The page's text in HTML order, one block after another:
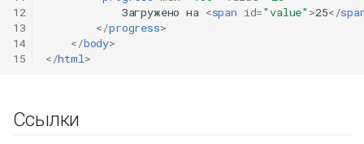
12
13
14
15
            Загружено на
<span id="value" >25</
</progress>
</body>
</html>
Ссылки